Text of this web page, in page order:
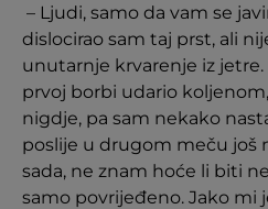
– Ljudi, samo da vam se
dislocirao sam taj prst, ali
unutarnje krvarenje iz jetre.
prvoj borbi udario
nigdje, pa sam nekako
poslije u drugom meču još
sada, ne znam hoće li biti
samo povrijeđeno. Jako mi